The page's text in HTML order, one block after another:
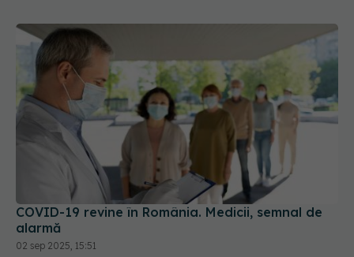
COVID-19 revine în România. Medicii, semnal de
02 sep 2025, 15:51